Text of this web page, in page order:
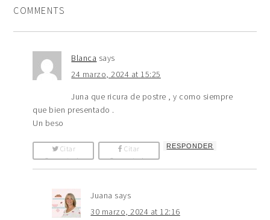
COMMENTS
Blanca says
24 marzo, 2024 at 15:25
Juna que ricura de postre , y como siempre
que bien presentado .
Un beso
Citar
Comentario
Citar
Comentario
RESPONDER
Juana says
30 marzo, 2024 at 12:16